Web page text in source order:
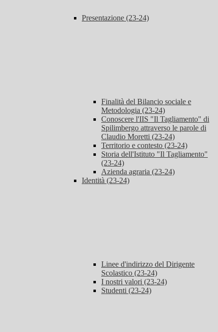
Presentazione (23-24)
Finalità del Bilancio sociale e
Metodologia (23-24)
Conoscere l'IIS "Il Tagliamento" di
Spilimbergo attraverso le parole di
Claudio Moretti (23-24)
Territorio e contesto (23-24)
Storia dell'Istituto "Il Tagliamento"
(23-24)
Azienda agraria (23-24)
Identità (23-24)
Linee d'indirizzo del Dirigente
Scolastico (23-24)
I nostri valori (23-24)
Studenti (23-24)